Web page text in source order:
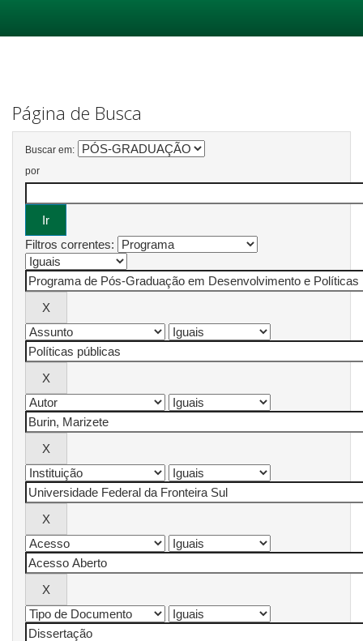
Página de Busca
Buscar em:
por
Filtros correntes: